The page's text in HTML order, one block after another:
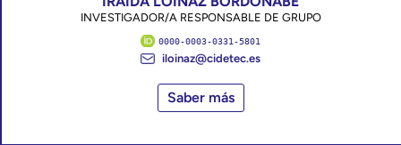
INVESTIGADOR/A RESPONSABLE DE GRUPO
0000-0003-0331-5801
iloinaz@cidetec.es
Saber más